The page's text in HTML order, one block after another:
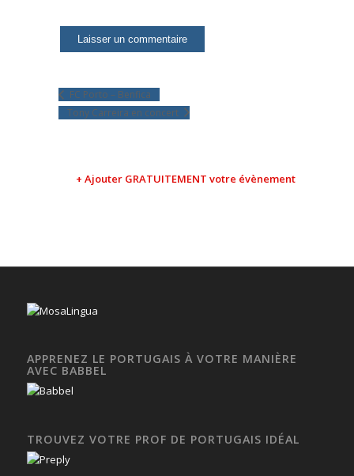
FC Porto – Benfica
Tony Carreira en concert
+ Ajouter GRATUITEMENT votre évènement
APPRENEZ LE PORTUGAIS À VOTRE MANIÈRE
AVEC BABBEL
TROUVEZ VOTRE PROF DE PORTUGAIS IDÉAL